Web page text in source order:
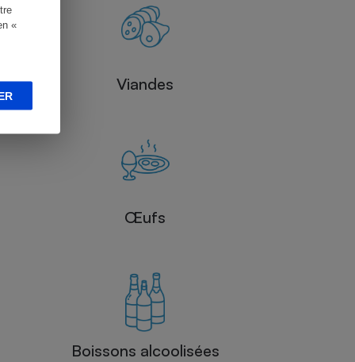
«
Viandes
Œufs
Boissons alcoolisées